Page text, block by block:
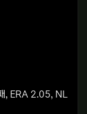
, ERA 2.05, NL